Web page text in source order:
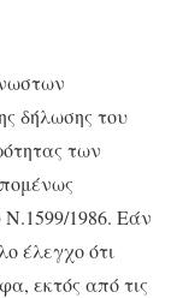
δήλωσης του
των
Ν.1599/1986. Εάν
έλεγχο ότι
εκτός από τις